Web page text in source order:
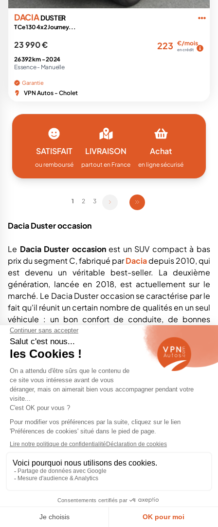
DACIADUSTER
TCe 130 4x2 Journey...
23 990 € 223 €/mois
en crédit
26 392 km -2024
Essence - Manuelle
Garantie
VPN Autos - Cholet
SATISFAIT
ou remboursé
LIVRAISON
partout en France
Achat
en ligne sécurisé
1 2 3
Dacia Duster occasion
Le Dacia Duster occasionest un SUV compact à bas
prix du segment C, fabriqué parDaciadepuis 2010, qui
est devenu un véritable best-seller. La deuxième
génération, lancée en 2018, est actuellement sur le
marché. Le Dacia Duster occasion se caractérise par le
fait qu'il réunit un certain nombre de qualités en un seul
véhicule : un bon confort de conduite, de bonnes
capacités tout-terrain et un prix de départ très
compétitif. Il est fabriqué à l'usine de Pitesti en
Roumanie, une usine du Groupe Renault qui n'a pas été
en mesure de produire autant d'unités de Duster que la
forte demande l'exigeait à plusieurs reprises.
Parmi les petits SUV bon marché qui aspirent à rivaliser
avec le Dacia Duster occasion figurent d'autres SUV de
sa catégorie, tels que leFIAT 500X occasion, le
Renegade occasion, leRenault Captur occasion
leSsangyong Tivoli occasion.
Vous pourriez aussi aimer nosDacia Logan occasion
Le design de Dacia Duster occasion
Le design du Dacia Duster occasion n'a pas pour but
d'en faire une œuvre d'art : les designers de la marque